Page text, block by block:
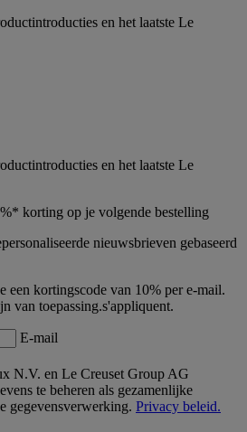
en het laatste Le
en het laatste Le
korting op je volgende bestelling
nieuwsbrieven gebaseerd
een kortingscode van 10% per e-mail.
van toepassing.s'appliquent.
E-mail
N.V. en Le Creuset Group AG
te beheren als gezamenlijke
gegevensverwerking. Privacy beleid.